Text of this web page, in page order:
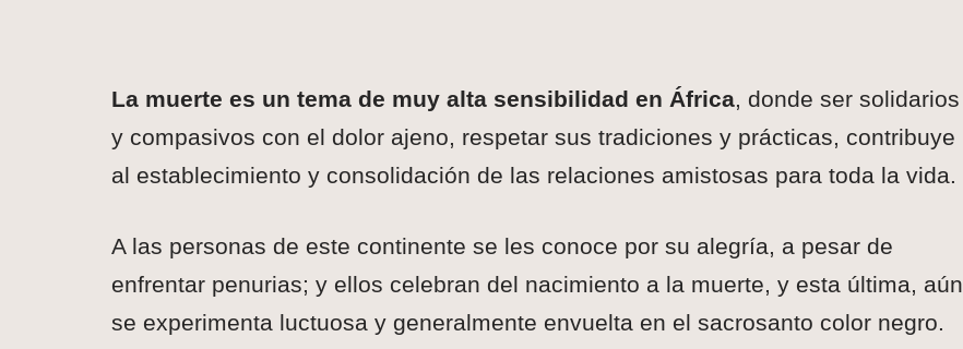
La muerte es un tema de muy alta sensibilidad en África, donde ser solidarios
y compasivos con el dolor ajeno, respetar sus tradiciones y prácticas, contribuye
al establecimiento y consolidación de las relaciones amistosas para toda la vida.
A las personas de este continente se les conoce por su alegría, a pesar de
enfrentar penurias; y ellos celebran del nacimiento a la muerte, y esta última, aún
se experimenta luctuosa y generalmente envuelta en el sacrosanto color negro.